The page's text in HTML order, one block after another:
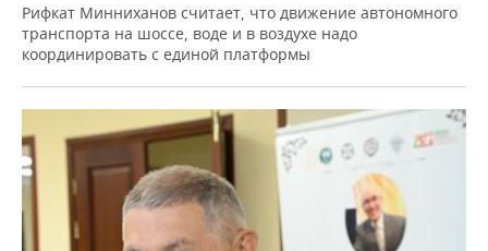
Рифкат Минниханов считает, что движение автономного
транспорта на шоссе, воде и в воздухе надо
координировать с единой платформы